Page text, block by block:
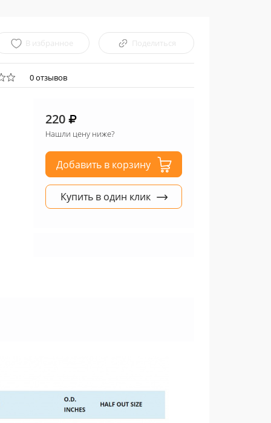
В избранное Поделиться
0 отзывов
220
Нашли цену ниже?
Добавить в корзину
Купить в один клик